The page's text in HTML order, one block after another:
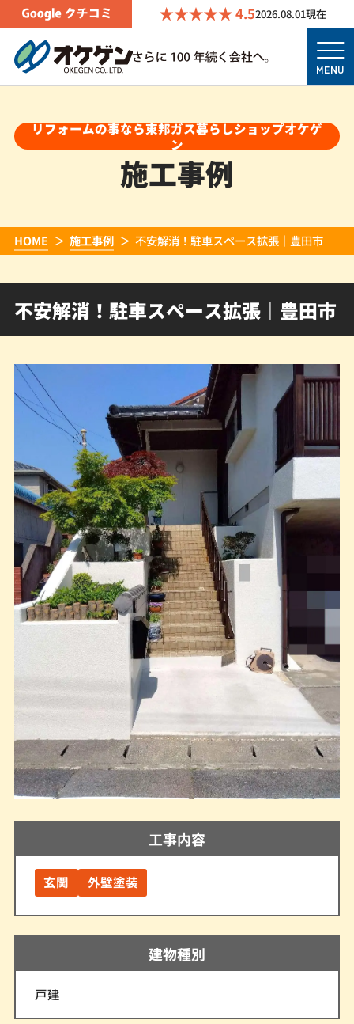
4.52026.08.01現在
MENU
リフォームの事なら東邦ガス暮らしショップオケゲ
ン
施工事例
HOME 施工事例 不安解消！駐車スペース拡張｜豊田市
不安解消！駐車スペース拡張｜豊田市
工事内容
玄関 外壁塗装
建物種別
戸建